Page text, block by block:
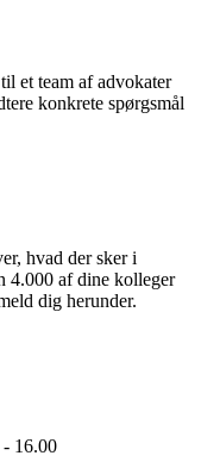
et team af advokater
konkrete spørgsmål
hvad der sker i
4.000 af dine kolleger
dig herunder.
16.00